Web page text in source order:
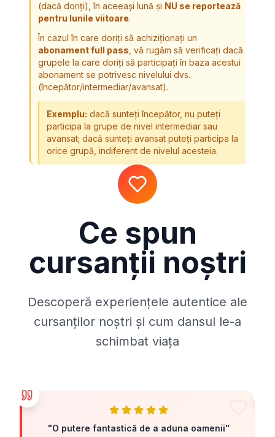
(dacă doriți), în aceeași lună și NU se reportează
pentru lunile viitoare.
În cazul în care doriți să achiziționați un
abonament full pass , vă rugăm să verificați dacă
grupele la care doriți să participați în baza acestui
abonament se potrivesc nivelului dvs.
(începător/intermediar/avansat).
Exemplu: dacă sunteți începător, nu puteți
participa la grupe de nivel intermediar sau
avansat; dacă sunteți avansat puteți participa la
orice grupă, indiferent de nivelul acesteia.
Ce spun
cursanții noștri
Descoperă experiențele autentice ale
cursanților noștri și cum dansul le-a
schimbat viața
"O putere fantastică de a aduna oamenii"